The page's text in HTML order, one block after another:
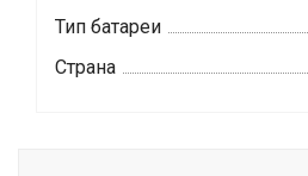
Тип батареи
Страна